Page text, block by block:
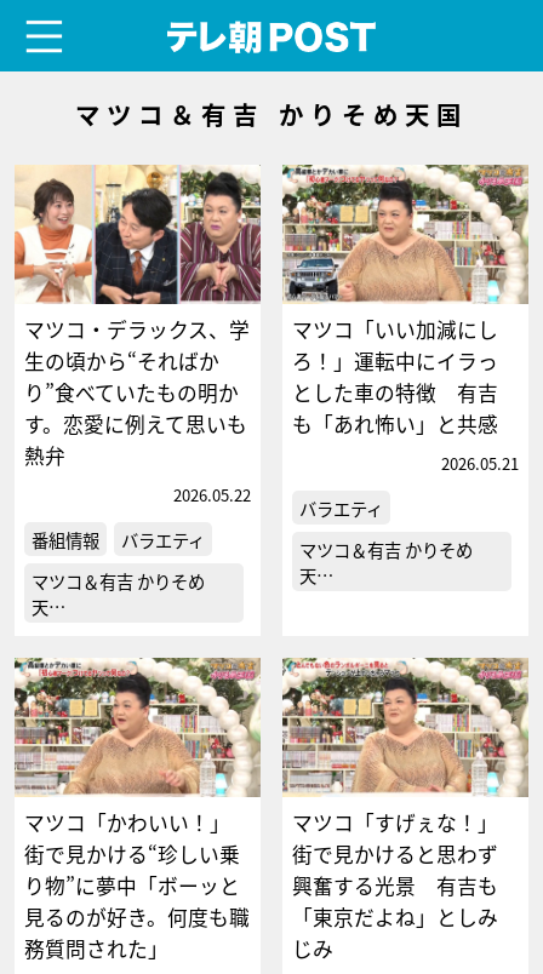
マツコ＆有吉 かりそめ天国
マツコ・デラックス、学
生の頃から“そればか
り”食べていたもの明か
す。恋愛に例えて思いも
熱弁
2026.05.22
番組情報
バラエティ
マツコ＆有吉 かりそめ
天…
マツコ「いい加減にし
ろ！」運転中にイラっ
とした車の特徴 有吉
も「あれ怖い」と共感
2026.05.21
バラエティ
マツコ＆有吉 かりそめ
天…
マツコ「かわいい！」
街で見かける“珍しい乗
り物”に夢中「ボーッと
見るのが好き。何度も職
務質問された」
マツコ「すげぇな！」
街で見かけると思わず
興奮する光景 有吉も
「東京だよね」としみ
じみ